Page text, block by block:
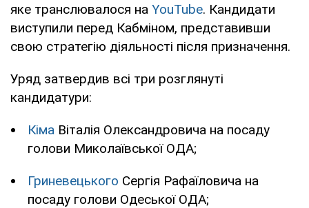
яке транслювалося на YouTube. Кандидати
виступили перед Кабміном, представивши
свою стратегію діяльності після призначення.
Уряд затвердив всі три розглянуті
кандидатури:
Кіма Віталія Олександровича на посаду
голови Миколаївської ОДА;
Гриневецького Сергія Рафаїловича на
посаду голови Одеської ОДА;